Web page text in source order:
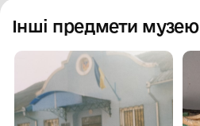
Інші предмети музею